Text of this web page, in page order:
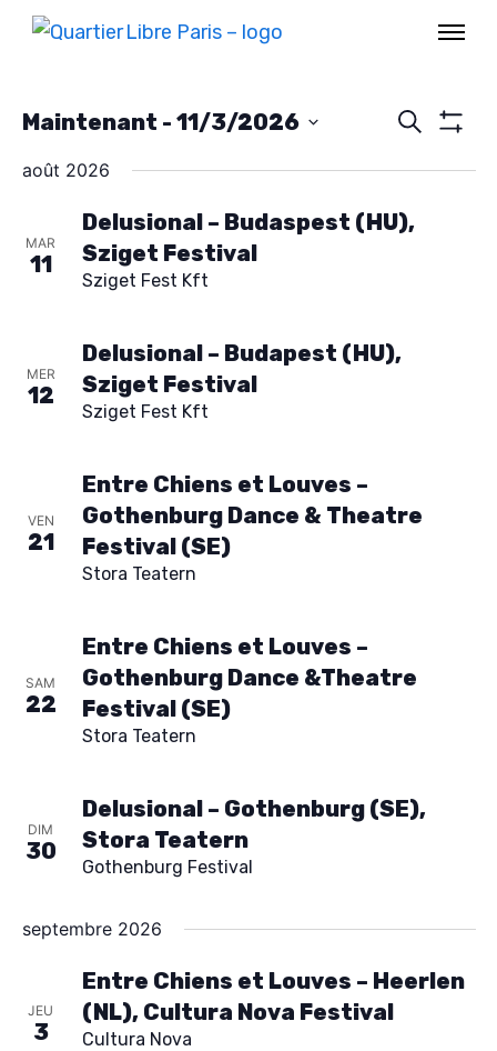
R
e
c
e
h
t
v
g
a
R
c
e
r
Maintenant - 11/3/2026
e
o
z
u
a
t
août 2026
MAR
11
Delusional – Budaspest (HU),
Sziget Festival
Sziget Fest Kft
MER
12
Delusional – Budapest (HU),
Sziget Festival
Sziget Fest Kft
VEN
21
Entre Chiens et Louves –
Gothenburg Dance & Theatre
Festival (SE)
Stora Teatern
SAM
22
Entre Chiens et Louves –
Gothenburg Dance &Theatre
Festival (SE)
Stora Teatern
DIM
30
Delusional – Gothenburg (SE),
Stora Teatern
Gothenburg Festival
septembre 2026
JEU
3
Entre Chiens et Louves – Heerlen
(NL), Cultura Nova Festival
Cultura Nova